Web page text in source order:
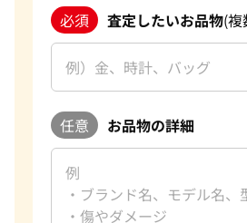
必須 査定したいお品物(
任意 お品物の詳細